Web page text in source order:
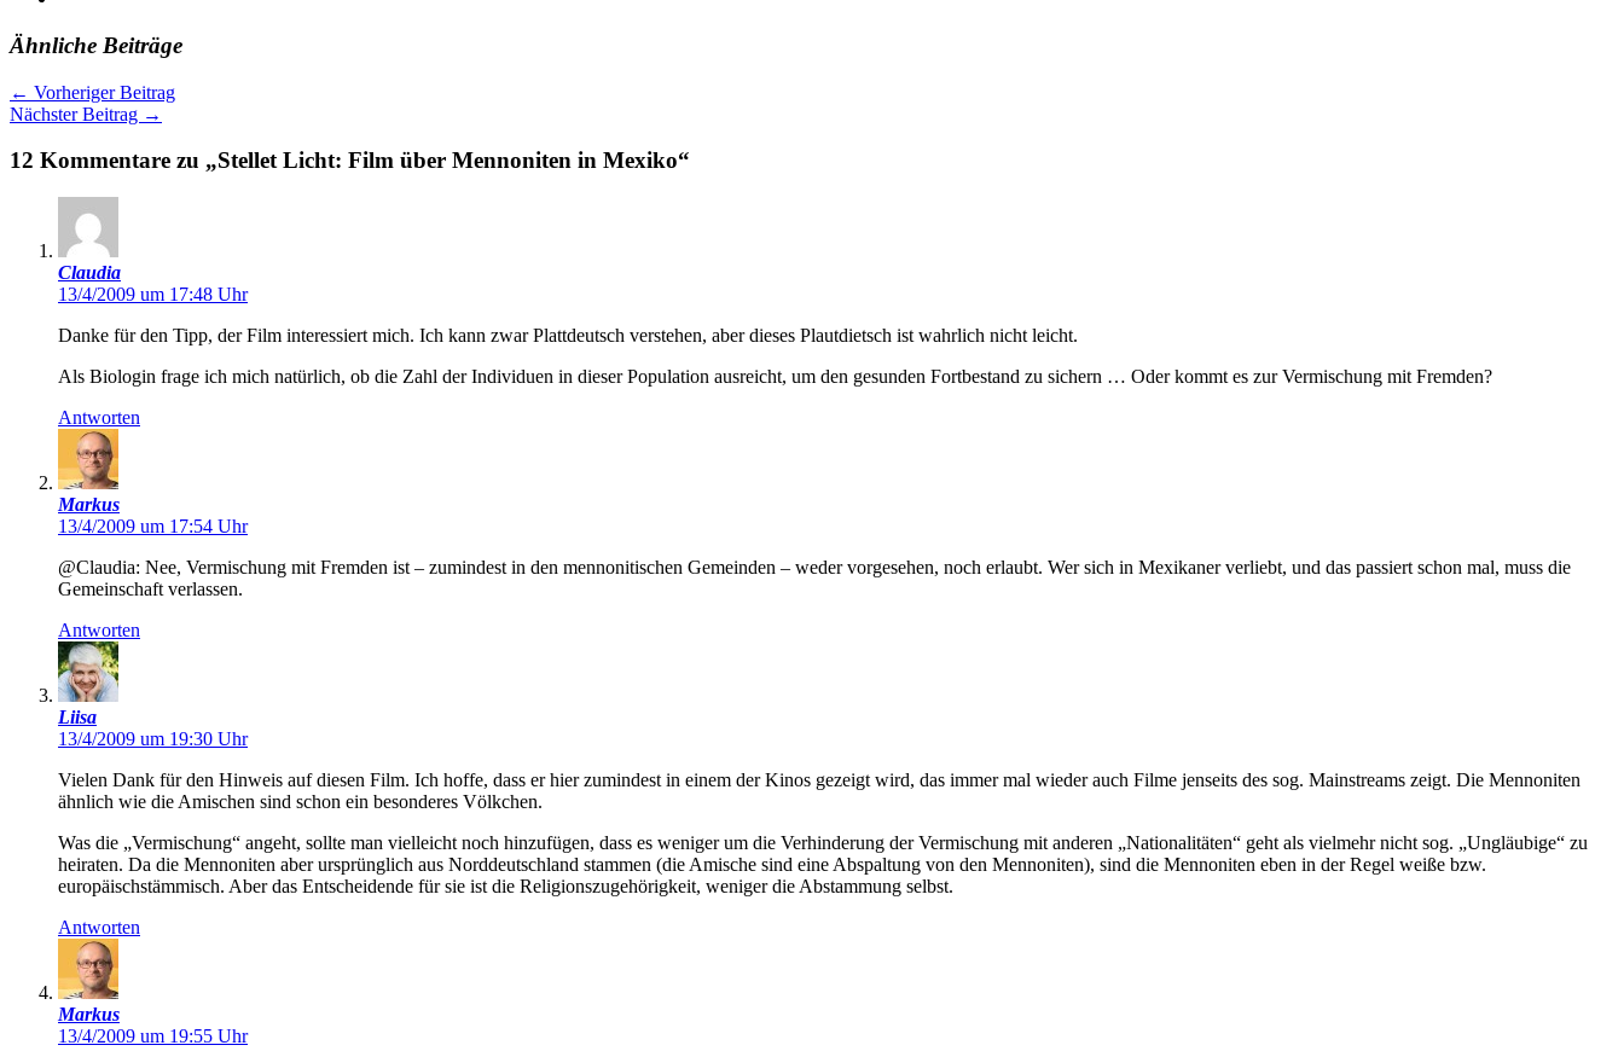
Ähnliche Beiträge
← Vorheriger Beitrag
Nächster Beitrag →
12 Kommentare zu „Stellet Licht: Film über Mennoniten in Mexiko“
Claudia
13/4/2009 um 17:48 Uhr
Danke für den Tipp, der Film interessiert mich. Ich kann zwar Plattdeutsch verstehen, aber dieses Plautdietsch ist wahrlich nicht leicht.
Als Biologin frage ich mich natürlich, ob die Zahl der Individuen in dieser Population ausreicht, um den gesunden Fortbestand zu sichern … Oder kommt es zur Vermischung mit Fremden?
Antworten
Markus
13/4/2009 um 17:54 Uhr
@Claudia: Nee, Vermischung mit Fremden ist – zumindest in den mennonitischen Gemeinden – weder vorgesehen, noch erlaubt. Wer sich in Mexikaner verliebt, und das passiert schon mal, muss die
Gemeinschaft verlassen.
Antworten
Liisa
13/4/2009 um 19:30 Uhr
Vielen Dank für den Hinweis auf diesen Film. Ich hoffe, dass er hier zumindest in einem der Kinos gezeigt wird, das immer mal wieder auch Filme jenseits des sog. Mainstreams zeigt. Die Mennoniten
ähnlich wie die Amischen sind schon ein besonderes Völkchen.
Was die „Vermischung“ angeht, sollte man vielleicht noch hinzufügen, dass es weniger um die Verhinderung der Vermischung mit anderen „Nationalitäten“ geht als vielmehr nicht sog. „Ungläubige“ zu
heiraten. Da die Mennoniten aber ursprünglich aus Norddeutschland stammen (die Amische sind eine Abspaltung von den Mennoniten), sind die Mennoniten eben in der Regel weiße bzw.
europäischstämmisch. Aber das Entscheidende für sie ist die Religionszugehörigkeit, weniger die Abstammung selbst.
Antworten
Markus
13/4/2009 um 19:55 Uhr